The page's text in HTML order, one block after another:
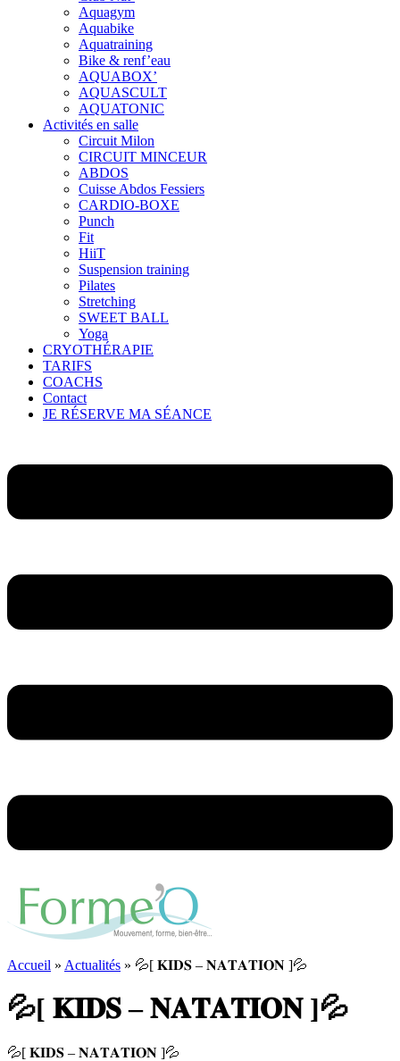
Aquagym
Aquabike
Aquatraining
Bike & renf’eau
AQUABOX’
AQUASCULT
AQUATONIC
Activités en salle
Circuit Milon
CIRCUIT MINCEUR
ABDOS
Cuisse Abdos Fessiers
CARDIO-BOXE
Punch
Fit
HiiT
Suspension training
Pilates
Stretching
SWEET BALL
Yoga
CRYOTHÉRAPIE
TARIFS
COACHS
Contact
JE RÉSERVE MA SÉANCE
Accueil » Actualités » 💦[ 𝐊𝐈𝐃𝐒 – 𝐍𝐀𝐓𝐀𝐓𝐈𝐎𝐍 ]💦
💦[ 𝐊𝐈𝐃𝐒 – 𝐍𝐀𝐓𝐀𝐓𝐈𝐎𝐍 ]💦
💦[ 𝐊𝐈𝐃𝐒 – 𝐍𝐀𝐓𝐀𝐓𝐈𝐎𝐍 ]💦